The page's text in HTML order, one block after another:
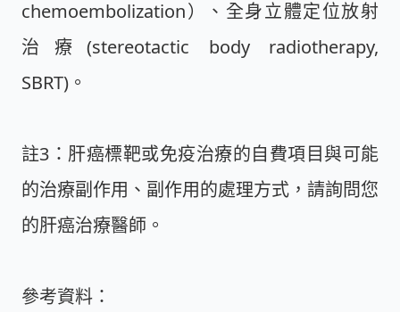
chemoembolization）、全身立體定位放射
治療(stereotactic body radiotherapy,
SBRT)。
註3：肝癌標靶或免疫治療的自費項目與可能
的治療副作用、副作用的處理方式，請詢問您
的肝癌治療醫師。
參考資料：